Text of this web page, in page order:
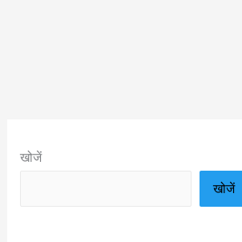
खोजें
खोजें